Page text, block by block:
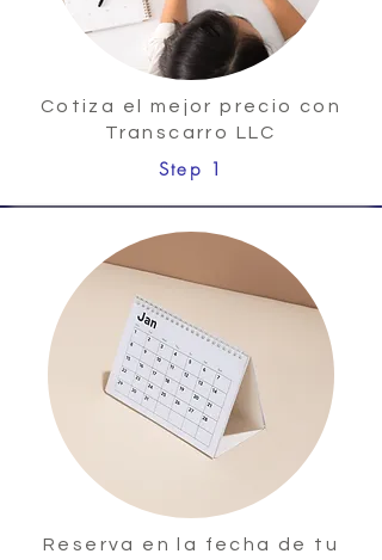
Cotiza el mejor precio con
Transcarro LLC
Step 1
Reserva en la fecha de tu